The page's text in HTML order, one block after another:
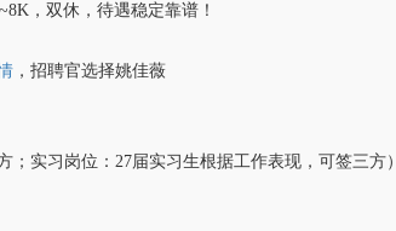
，双休，待遇稳定靠谱！
，招聘官选择姚佳薇
；实习岗位：27届实习生根据工作表现，可签三方）